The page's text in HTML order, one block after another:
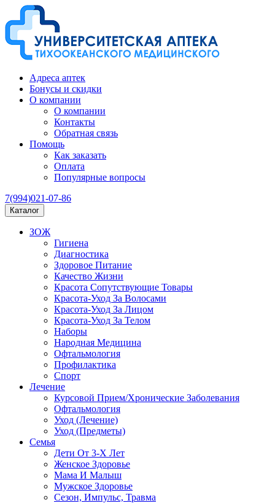
Адреса аптек
Бонусы и скидки
О компании
О компании
Контакты
Обратная связь
Помощь
Как заказать
Оплата
Популярные вопросы
7(994)021-07-86
Каталог
ЗОЖ
Гигиена
Диагностика
Здоровое Питание
Качество Жизни
Красота Сопутствующие Товары
Красота-Уход За Волосами
Красота-Уход За Лицом
Красота-Уход За Телом
Наборы
Народная Медицина
Офтальмология
Профилактика
Спорт
Лечение
Курсовой Прием/Хронические Заболевания
Офтальмология
Уход (Лечение)
Уход (Предметы)
Семья
Дети От 3-Х Лет
Женское Здоровье
Мама И Малыш
Мужское Здоровье
Сезон, Импульс, Травма